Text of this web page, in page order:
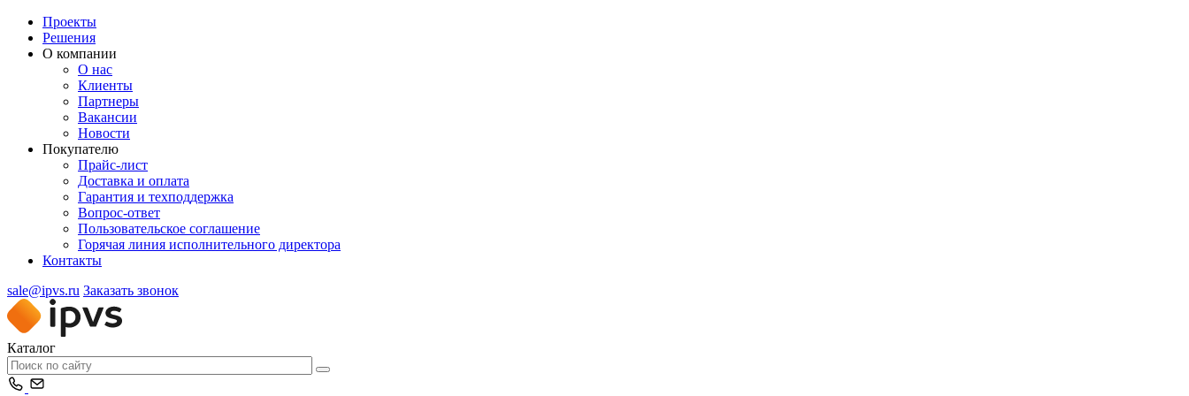
Проекты
Решения
О компании
О нас
Клиенты
Партнеры
Вакансии
Новости
Покупателю
Прайс-лист
Доставка и оплата
Гарантия и техподдержка
Вопрос-ответ
Пользовательское соглашение
Горячая линия исполнительного директора
Контакты
sale@ipvs.ru Заказать звонок
Каталог